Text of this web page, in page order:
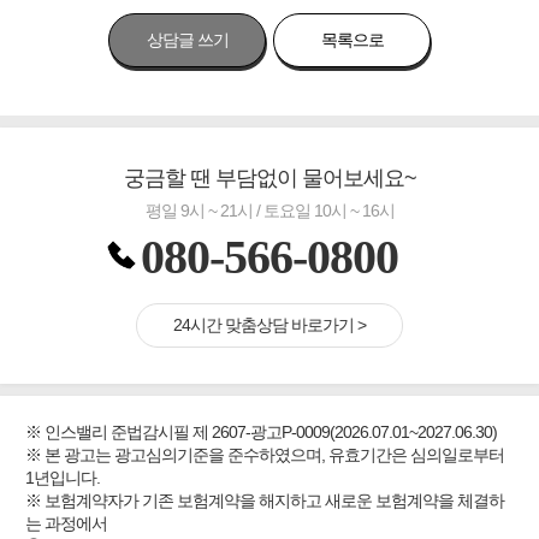
상담글 쓰기 목록으로
궁금할 땐 부담없이 물어보세요~
평일 9시 ~ 21시 / 토요일 10시 ~ 16시
080-566-0800
24시간 맞춤상담 바로가기 >
※ 인스밸리 준법감시필 제 2607-광고P-0009(2026.07.01~2027.06.30)
※ 본 광고는 광고심의기준을 준수하였으며, 유효기간은 심의일로부터
1년입니다.
※ 보험계약자가 기존 보험계약을 해지하고 새로운 보험계약을 체결하
는 과정에서